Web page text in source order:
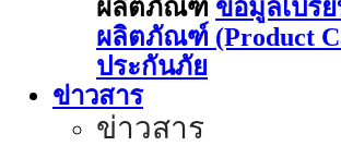
ผลิตภัณฑ์ ข้อมูลเปรี
ผลิตภัณฑ์ (Product
ประกันภัย
ข่าวสาร
ข่าวสาร